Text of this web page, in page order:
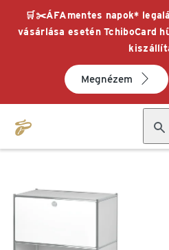
🛒✂️ÁFAmentes napok*
vásárlása esetén TchiboCard
Megnézem